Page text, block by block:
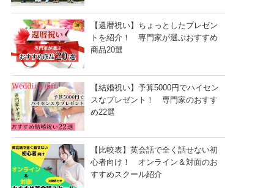
【還暦祝い】ちょっとしたプレゼン
トを紹介！ 専門家が選ぶおすすめ
商品20選
【結婚祝い】予算5000円でハイセン
スなプレゼント！ 専門家のおすす
め22選
【比較表】英会話で全く話せない初
心者向け！ オンライン＆対面のお
すすめスクール紹介